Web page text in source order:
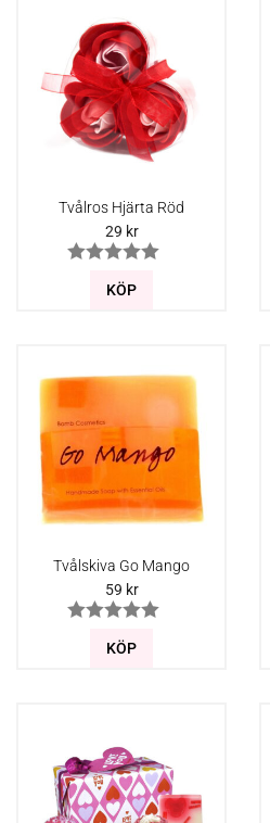
Tvålros Hjärta Röd
29 kr
KÖP
Tvålskiva Go Mango
59 kr
KÖP